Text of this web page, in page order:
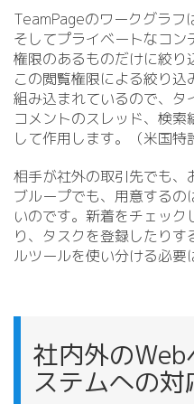
TeamPageのワークグラフ
そしてプライベートなコ
権限のあるものだけに絞り
この閲覧権限による絞り
組み込まれているので、タ
コメントのスレッド、検
して作用します。（米国特
相手が社外の取引先でも、
ブループでも、用意する
いのです。新着をチェッ
り、タスクを登録したり
ルツールを使い分ける必要
社内外の
ステムへの対